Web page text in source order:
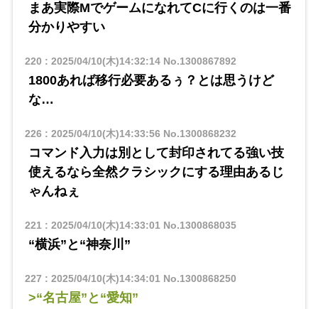
まあ実際MでゲームになれてCに行くのは一番
分かりやすい
220 : 2025/04/10(木)14:32:14No.1300867892
1800あれば移行必要あるぅ？とは思うけど
な…
226 : 2025/04/10(木)14:33:56 No.1300868232
コマンド入力は別として封印されてる強い技
使えるなら全然クラシックにする理由あるじ
ゃんねぇ
221 : 2025/04/10(木)14:33:01 No.1300868035
“横浜”と“神奈川”
227 : 2025/04/10(木)14:34:01 No.1300868250
>“名古屋”と“愛知”